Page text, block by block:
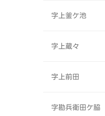
字上釜ケ池
字上蔵々
字上前田
字勘兵衛田ケ脇